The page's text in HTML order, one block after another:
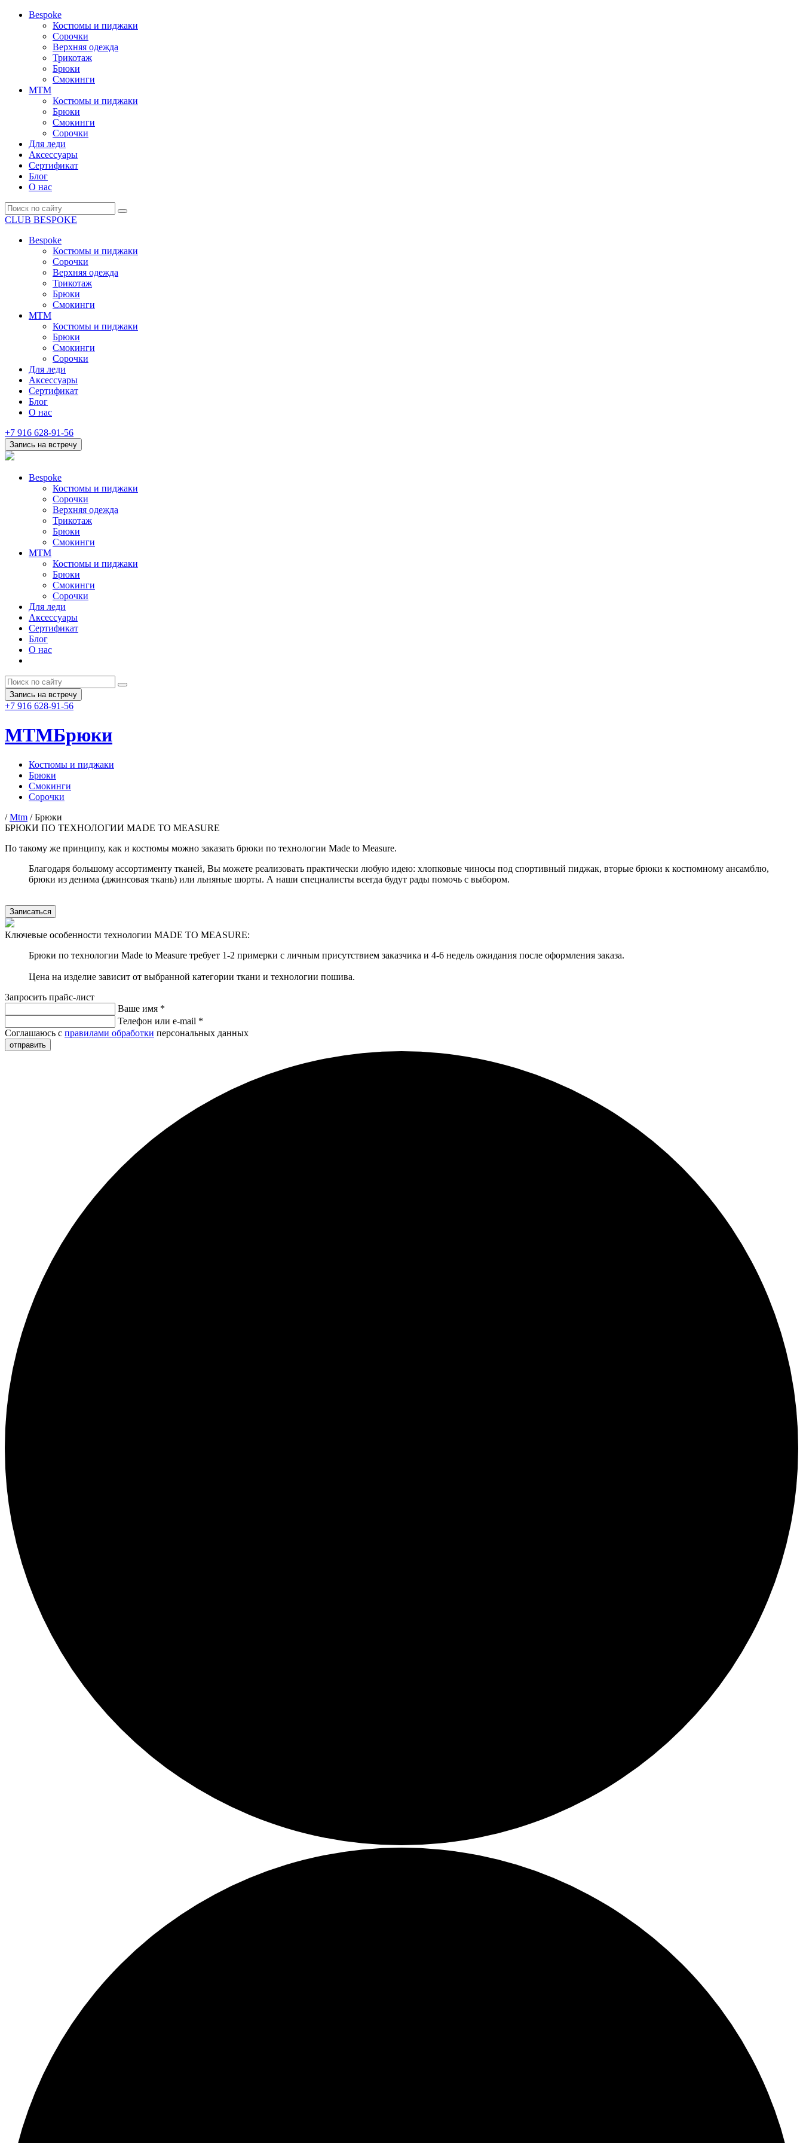
Bespoke
Костюмы и пиджаки
Сорочки
Верхняя одежда
Трикотаж
Брюки
Смокинги
MTM
Костюмы и пиджаки
Брюки
Смокинги
Сорочки
Для леди
Аксессуары
Сертификат
Блог
О нас
CLUB BESPOKE
Bespoke
Костюмы и пиджаки
Сорочки
Верхняя одежда
Трикотаж
Брюки
Смокинги
MTM
Костюмы и пиджаки
Брюки
Смокинги
Сорочки
Для леди
Аксессуары
Сертификат
Блог
О нас
+7 916 628-91-56
Запись на встречу
Bespoke
Костюмы и пиджаки
Сорочки
Верхняя одежда
Трикотаж
Брюки
Смокинги
MTM
Костюмы и пиджаки
Брюки
Смокинги
Сорочки
Для леди
Аксессуары
Сертификат
Блог
О нас
Запись на встречу
+7 916 628-91-56
MTMБрюки
Костюмы и пиджаки
Брюки
Смокинги
Сорочки
/Mtm /Брюки
БРЮКИ ПО ТЕХНОЛОГИИ MADE TO MEASURE
По такому же принципу, как и костюмы можно заказать брюки по технологии Made to Measure.
Благодаря большому ассортименту тканей, Вы можете реализовать практически любую идею: хлопковые чиносы под спортивный пиджак, вторые брюки к костюмному ансамблю,
брюки из денима (джинсовая ткань) или льняные шорты. А наши специалисты всегда будут рады помочь с выбором.
Записаться
Ключевые особенности технологии MADE TO MEASURE:
Брюки по технологии Made to Measure требует 1-2 примерки с личным присутствием заказчика и 4-6 недель ожидания после оформления заказа.
Цена на изделие зависит от выбранной категории ткани и технологии пошива.
Запросить прайс-лист
Ваше имя *
Телефон или e-mail *
Соглашаюсь с правилами обработки персональных данных
отправить